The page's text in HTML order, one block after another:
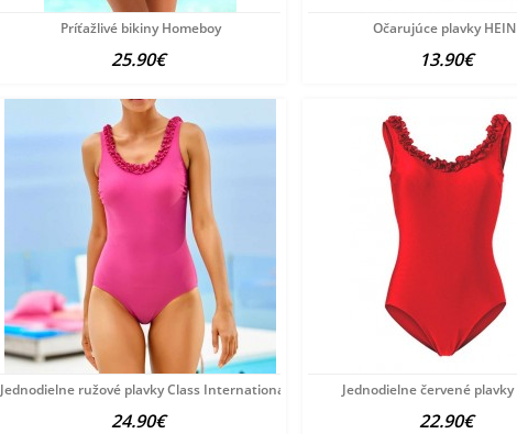
Príťažlivé bikiny Homeboy
25.90€
Očarujúce plavky
13.90€
Jednodielne ružové plavky Class International
24.90€
Jednodielne červené
22.90€